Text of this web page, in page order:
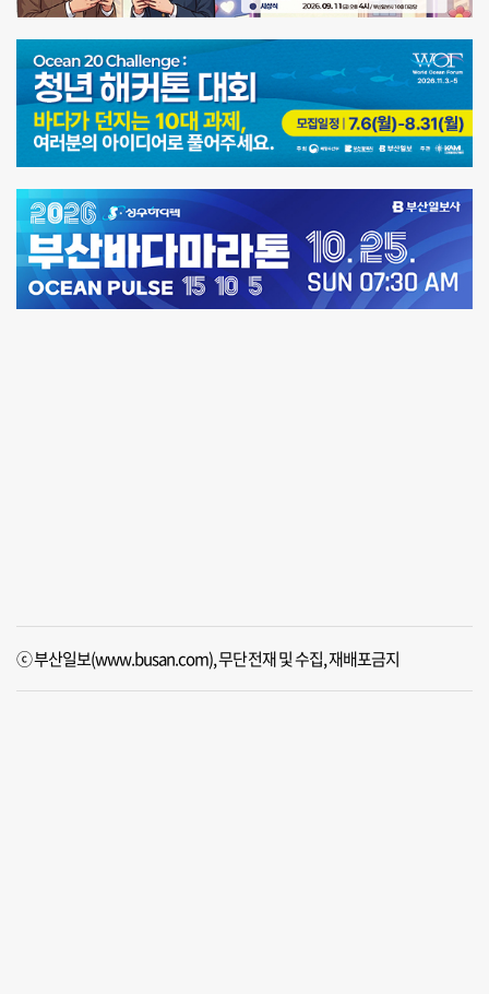
ⓒ 부산일보(www.busan.com), 무단전재 및 수집, 재배포금지